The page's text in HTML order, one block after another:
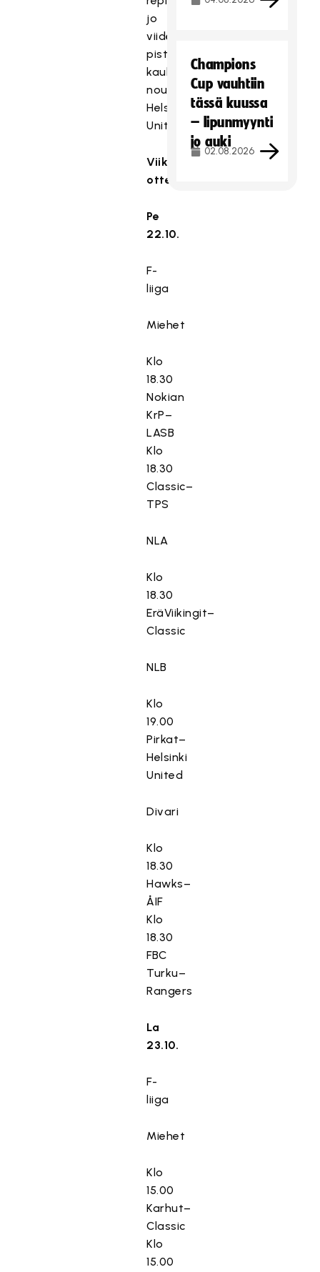
jo
viiden
pisteen
kaulan
nousija
Helsinki
Unitediin.
Viikonlopun
ottelut:
Pe
22.10.
F-
liiga
Miehet
Klo
18.30
Nokian
KrP–
LASB
Klo
18.30
Classic–
TPS
NLA
Klo
18.30
EräViikingit–
Classic
NLB
Klo
19.00
Pirkat–
Helsinki
United
Divari
Klo
18.30
Hawks–
ÅIF
Klo
18.30
FBC
Turku–
Rangers
La
23.10.
F-
liiga
Miehet
Klo
15.00
Karhut–
Classic
Klo
15.00
Champions
Cup vauhtiin
tässä kuussa
– lipunmyynti
jo auki
02.08.2026